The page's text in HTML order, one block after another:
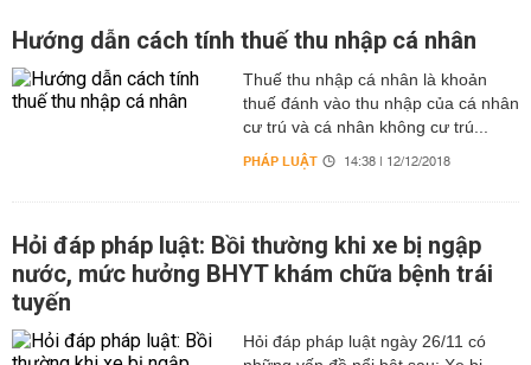
Hướng dẫn cách tính thuế thu nhập cá nhân
Thuế thu nhập cá nhân là khoản
thuế đánh vào thu nhập của cá nhân
cư trú và cá nhân không cư trú...
PHÁP LUẬT 14:38 | 12/12/2018
Hỏi đáp pháp luật: Bồi thường khi xe bị ngập
nước, mức hưởng BHYT khám chữa bệnh trái
tuyến
Hỏi đáp pháp luật ngày 26/11 có